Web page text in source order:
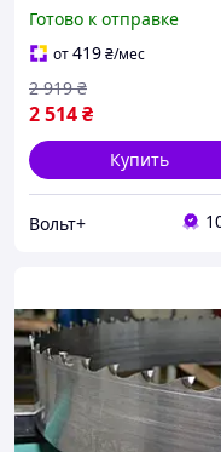
4.0Ah
Готово к отправке
от419₴/мес
2 514₴
2 919 ₴
Купить
Вольт+